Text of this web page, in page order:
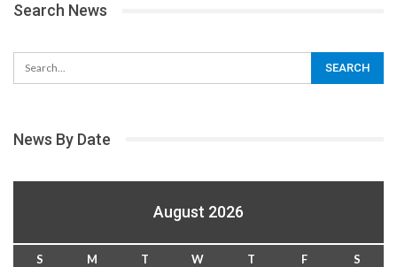
Search News
News By Date
August 2026
S M T W T F
S